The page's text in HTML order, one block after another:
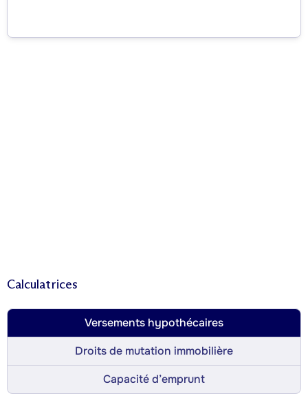
Calculatrices
Versements hypothécaires
Droits de mutation immobilière
Capacité d’emprunt